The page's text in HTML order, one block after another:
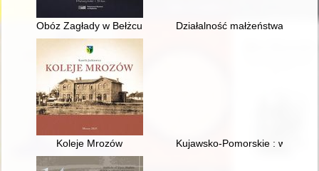
Obóz Zagłady w Bełżcu : w relacjach ocalonych i zeznaniach
Działalność małżeństwa
Koleje Mrozów Kujawsko-Pomorskie :